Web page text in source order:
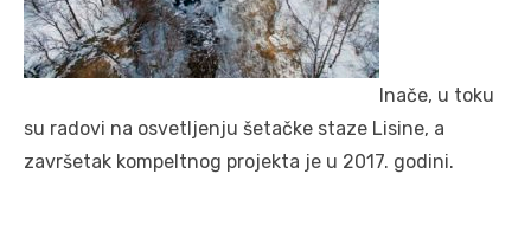
Inače, u toku
su radovi na osvetljenju šetačke staze Lisine, a
završetak kompeltnog projekta je u 2017. godini.